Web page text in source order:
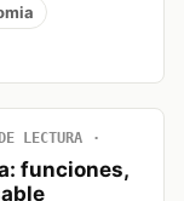
LECTURA
funciones,